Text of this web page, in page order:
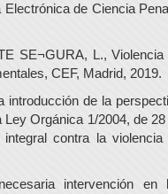
de Ciencia
SE¬GURA, L., Violencia
CEF, Madrid, 2019.
introducción de la
Orgánica 1/2004, de 28
contra la violencia
intervención en